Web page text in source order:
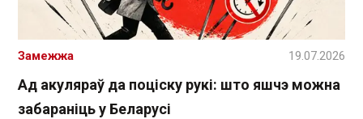
Ад акуляраў да поціску рукі: што яшчэ можна
забараніць у Беларусі
Замежжа 19.07.2026